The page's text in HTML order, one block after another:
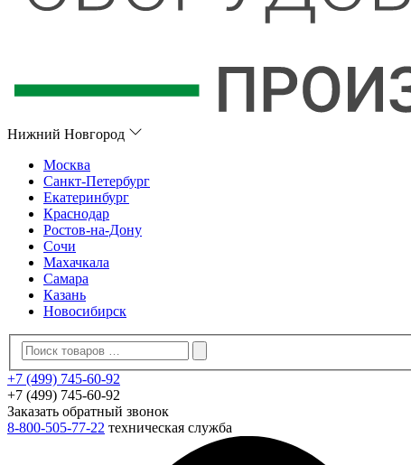
Нижний Новгород
Москва
Санкт-Петербург
Екатеринбург
Краснодар
Ростов-на-Дону
Сочи
Махачкала
Самара
Казань
Новосибирск
+7 (499) 745-60-92
+7 (499) 745-60-92
Заказать обратный звонок
8-800-505-77-22 техническая служба